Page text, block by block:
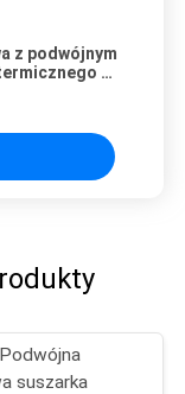
z podwójnym
w
suszarka